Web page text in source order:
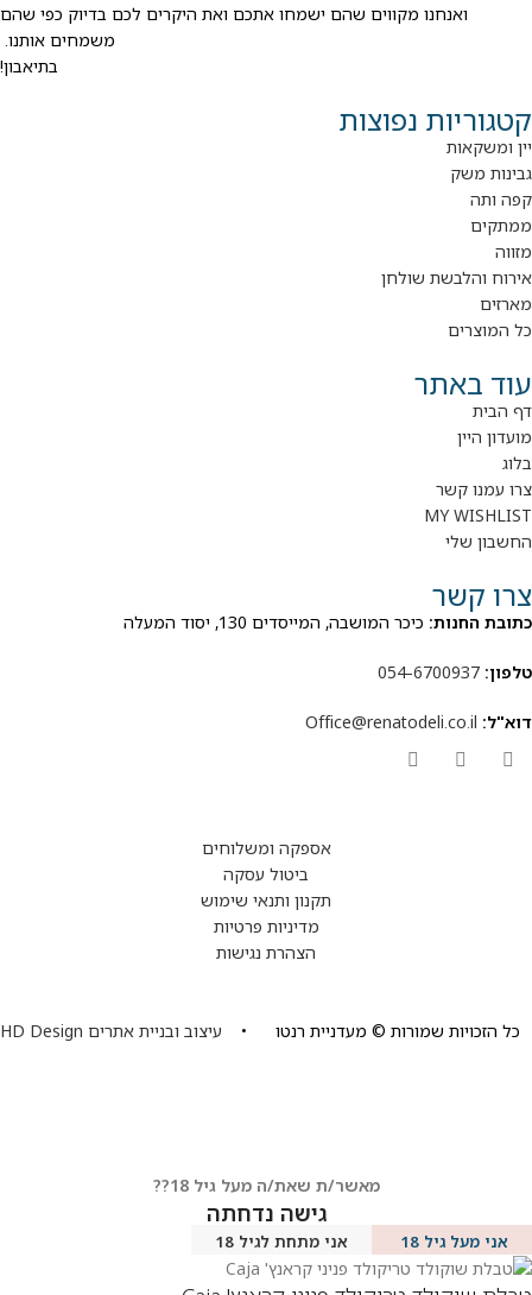
ואנחנו מקווים שהם ישמחו אתכם ואת היקרים לכם בדיוק כפי שהם
משמחים אותנו.
בתיאבון!
קטגוריות נפוצות
יין ומשקאות
גבינות משק
קפה ותה
ממתקים
מזווה
אירוח והלבשת שולחן
מארזים
כל המוצרים
עוד באתר
דף הבית
מועדון היין
בלוג
צרו עמנו קשר
MY WISHLIST
החשבון שלי
צרו קשר
כתובת החנות: כיכר המושבה, המייסדים 130, יסוד המעלה
טלפון: 054-6700937
דוא"ל: Office@renatodeli.co.il
אספקה ומשלוחים
ביטול עסקה
תקנון ותנאי שימוש
מדיניות פרטיות
הצהרת נגישות
כל הזכויות שמורות © מעדניית רנטו • עיצוב ובניית אתרים HD Design
מאשר/ת שאת/ה מעל גיל 18??
גישה נדחתה
אני מעל גיל 18 אני מתחת לגיל 18